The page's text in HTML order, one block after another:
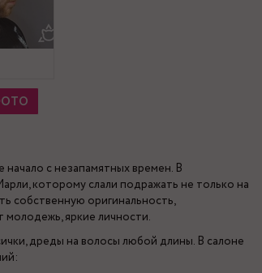
с незапамятных времен. В
которому слали подражать не только на
собственную оригинальность,
молодежь, яркие личности.
дреды на волосы любой длины. В салоне